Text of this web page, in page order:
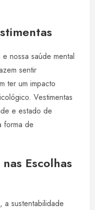
nossa saúde mental
sentir
ter um impacto
Vestimentas
e estado de
forma de
Escolhas
sustentabilidade